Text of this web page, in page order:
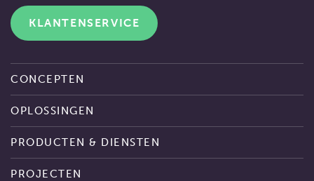
KLANTENSERVICE
CONCEPTEN
OPLOSSINGEN
PRODUCTEN & DIENSTEN
PROJECTEN